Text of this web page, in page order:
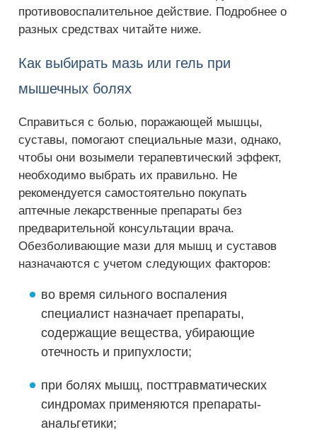
противовоспалительное действие. Подробнее о
разных средствах читайте ниже.
Как выбирать мазь или гель при
мышечных болях
Справиться с болью, поражающей мышцы,
суставы, помогают специальные мази, однако,
чтобы они возымели терапевтический эффект,
необходимо выбрать их правильно. Не
рекомендуется самостоятельно покупать
аптечные лекарственные препараты без
предварительной консультации врача.
Обезболивающие мази для мышц и суставов
назначаются с учетом следующих факторов:
во время сильного воспаления
специалист назначает препараты,
содержащие вещества, убирающие
отечность и припухлости;
при болях мышц, посттравматических
синдромах применяются препараты-
анальгетики;